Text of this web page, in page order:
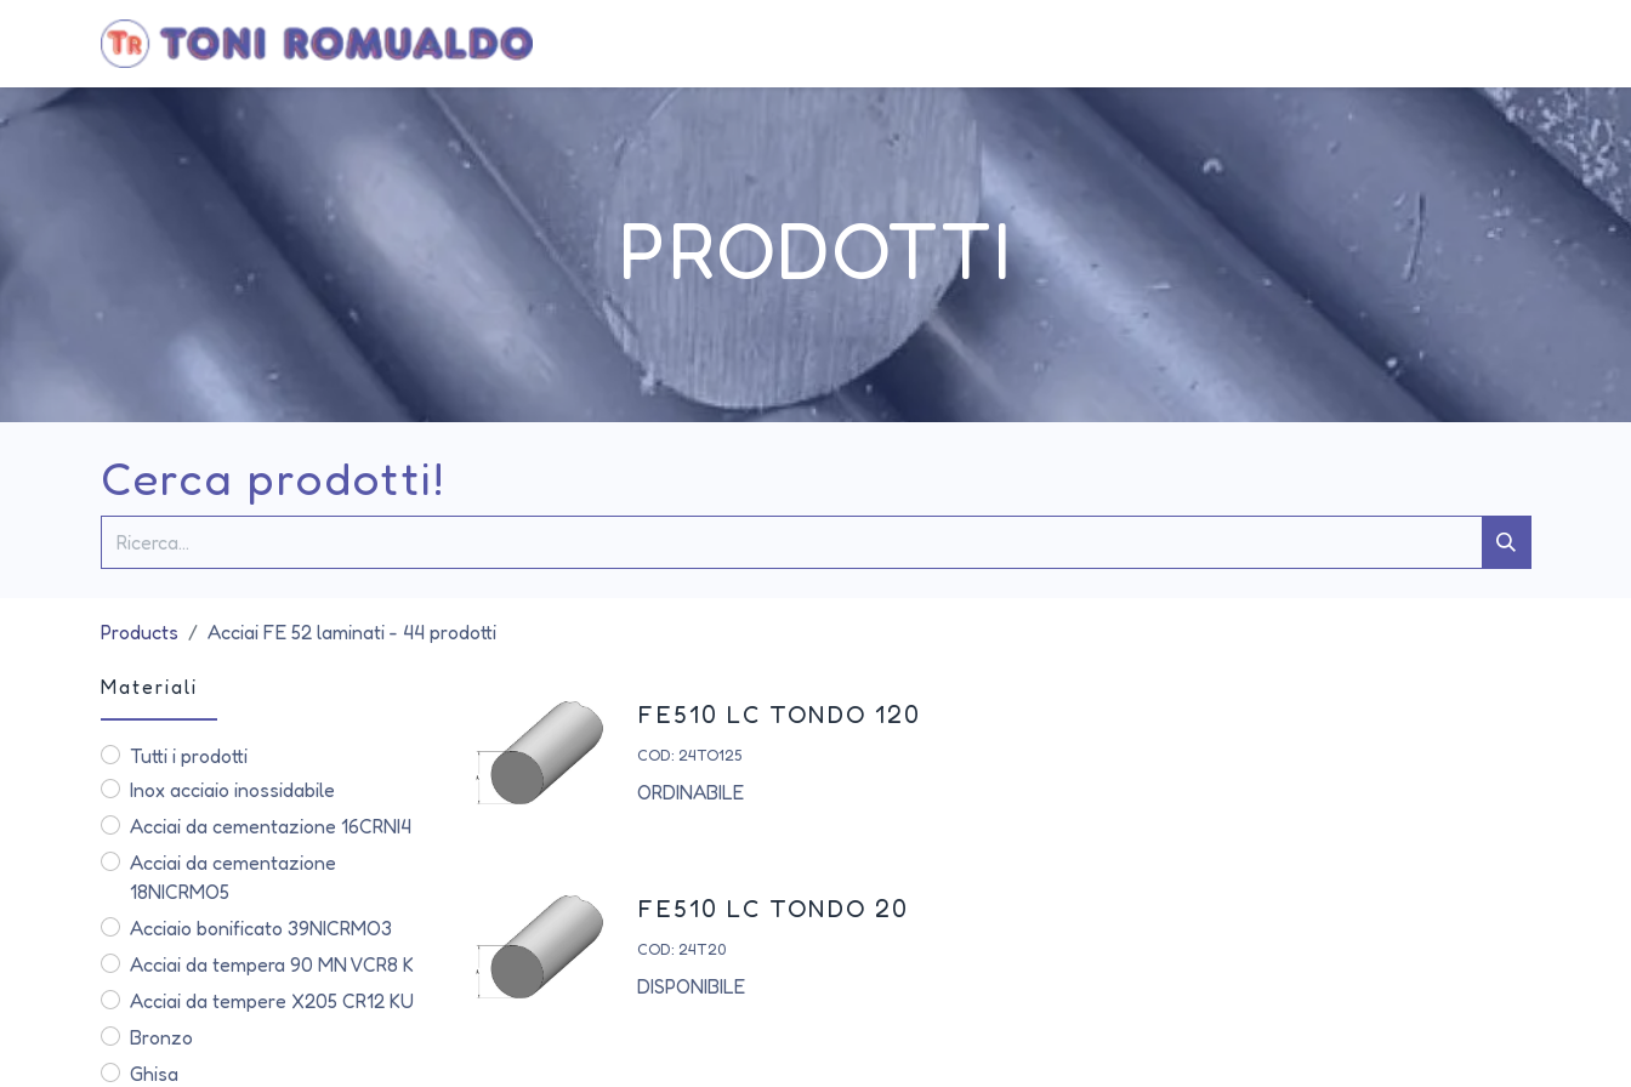
PRODOTTI
Cerca prodotti!
Products Acciai FE 52 laminati- 44 prodotti
Materiali
Tutti i prodotti
Inox acciaio inossidabile
Acciai da cementazione 16CRNI4
Acciai da cementazione
18NICRMO5
Acciaio bonificato 39NICRMO3
Acciai da tempera 90 MN VCR8 K
Acciai da tempere X205 CR12 KU
Bronzo
Ghisa
FE510 LC TONDO 120
COD: 24TO125
ORDINABILE
FE510 LC TONDO 20
COD: 24T20
DISPONIBILE